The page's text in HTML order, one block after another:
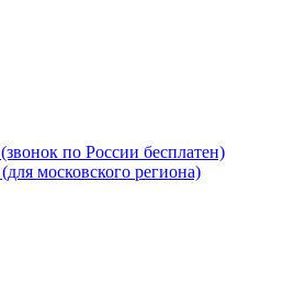
(звонок по России бесплатен)
(для московского региона)